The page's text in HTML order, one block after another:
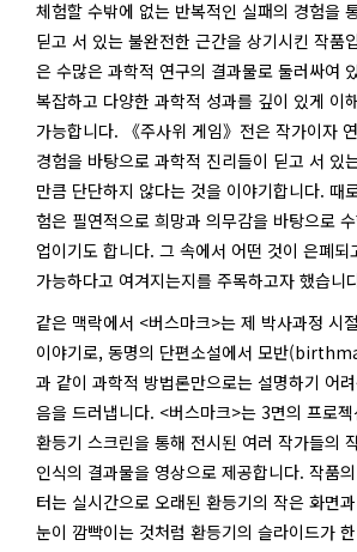
체험할 수밖에 없는 반복적인 실패의 경험을
딛고 서 있는 불완전한 근간을 상기시킨 작품
은 수많은 과학적 연구의 결과물로 둘러싸여
복잡하고 다양한 과학적 성과를 깊이 있게 이
가능합니다. 《주사위 게임》전은 작가이자
경험을 바탕으로 과학적 진리들이 딛고 서 있
만큼 단단하지 않다는 것을 이야기합니다. 때
험은 필연적으로 희망과 의무감을 바탕으로
업이기도 합니다. 그 속에서 어떤 것이 은폐되
가능하다고 여겨지는지를 주목하고자 했습니
같은 맥락에서 <버스마크>는 제 박사과정 시
이야기로, 동명의 단편소설에서 모반
과 같이 과학적 방법론만으로는 설명하기 어
음을 드러냅니다. <버스마크>는 3면의 프로
환등기 스크린을 통해 전시된 여러 작가들의
인식의 결과물을 영상으로 제공합니다. 작품
터는 실시간으로 오래된 환등기의 작은 화면
눈이 깜빡이는 것처럼 환등기의 슬라이드가